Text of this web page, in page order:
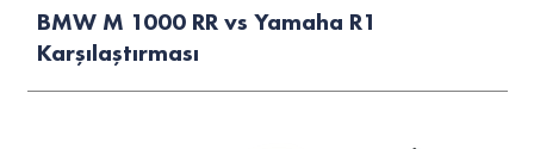
BMW M 1000 RR vs Yamaha R1
Karşılaştırması